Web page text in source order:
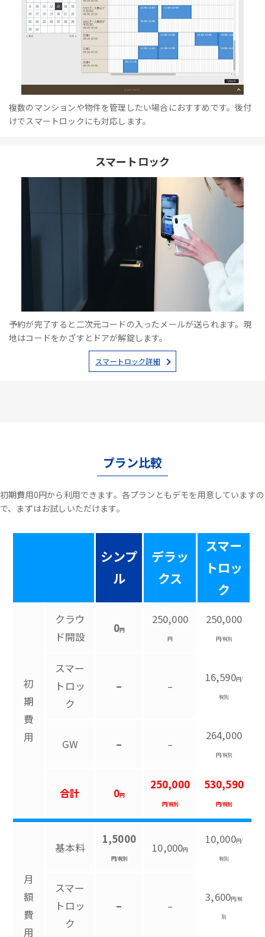
複数のマンションや物件を管理したい場合におすすめです。後付
けでスマートロックにも対応します。
スマートロック
予約が完了すると二次元コードの入ったメールが送られます。現
地はコードをかざすとドアが解錠します。
スマートロック詳細
プラン比較
初期費用0円から利用できます。各プランともデモを用意していますの
で、まずはお試しいただけます。
シンプ
ル
デラッ
クス
スマー
トロッ
ク
初
期
費
用
クラウ
ド開設
0円
250,000
円
250,000
円/税別
スマー
トロッ
ク
– –
16,590円/
税別
GW – –
264,000
円/税別
合計 0円
250,000
円/税別
530,590
円/税別
月
額
費
用
基本料
1,5000
円/税別
10,000円
10,000円/
税別
スマー
トロッ
ク
– –
3,600円/税
別